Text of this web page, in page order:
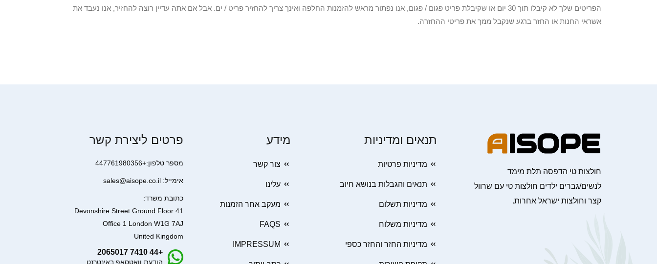
הפריטים שלך לא קיבלו תוך 30 יום או שקיבלת פריט פגום / פגום, אנו נפתור מראש להזמנות החלפה ואינך צריך להחזיר פריט / ים. אבל אם אתה עדיין רוצה להחזיר, אנו נעבד את
אשראי החנות או החזר ברגע שנקבל ממך את פריטי ההחזרה.
חולצות טי הדפסה תלת מימד
לנשים/גברים ילדים חולצות טי עם שרוול
קצר וחולצות ישראל אחרות.
תנאים ומדיניות
מדיניות פרטיות
תנאים והגבלות בנושא חיוב
מדיניות תשלום
מדיניות משלוח
מדיניות החזר והחזר כספי
מידע
צור קשר
עלינו
מעקב אחר הזמנות
FAQS
IMPRESSUM
פרטים ליצירת קשר
מספר טלפון:+447761980356
אימייל: sales@aisope.co.il
כתובת משרד:
41 Devonshire Street Ground Floor
Office 1 London W1G 7AJ
United Kingdom
+44 7410 2065017
הודעת וואטסאפ באינטרנט